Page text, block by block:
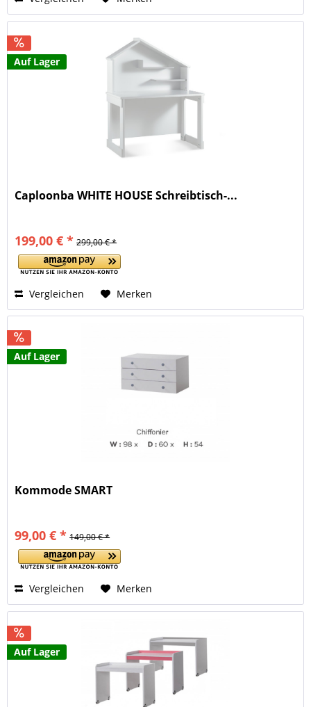
Auf Lager
Caploonba WHITE HOUSE Schreibtisch-...
199,00 € * 299,00 € *
Vergleichen Merken
Auf Lager
Kommode SMART
99,00 € * 149,00 € *
Vergleichen Merken
Auf Lager